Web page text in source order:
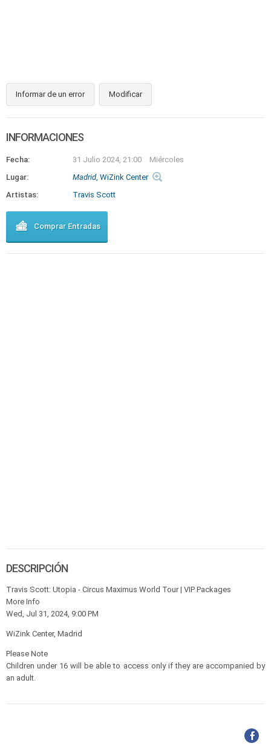
Informar de un error Modificar
INFORMACIONES
Fecha: 31 Julio 2024, 21:00
Miércoles
Lugar:
Madrid, WiZink Center
Artistas:
Travis Scott
Comprar Entradas
DESCRIPCIÓN
Travis Scott: Utopia - Circus Maximus World Tour | VIP Packages
More Info
Wed, Jul 31, 2024, 9:00 PM
WiZink Center, Madrid
Please Note
Children under 16 will be able to access only if they are accompanied by
an adult.